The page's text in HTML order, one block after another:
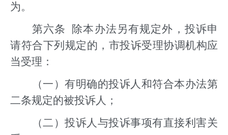
为。
第六条 除本办法另有规定外，投诉申
请符合下列规定的，市投诉受理协调机构应
当受理：
（一）有明确的投诉人和符合本办法第
二条规定的被投诉人；
（二）投诉人与投诉事项有直接利害关